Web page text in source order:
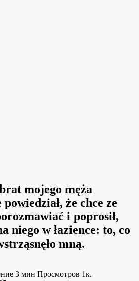
mojego męża
że chce ze
i poprosił,
niego w łazience: to, co
mną.
3 мин Просмотров 1к.